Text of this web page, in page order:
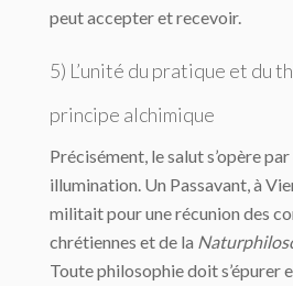
peut accepter et recevoir.
5) L’unité du pratique et du
principe alchimique
Précisément, le salut s’opère
illumination. Un Passavant, à
militait pour une récunion des
chrétiennes et de la
Toute philosophie doit s’épurer